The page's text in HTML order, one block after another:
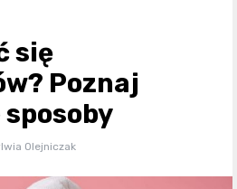
się
Poznaj
Olejniczak